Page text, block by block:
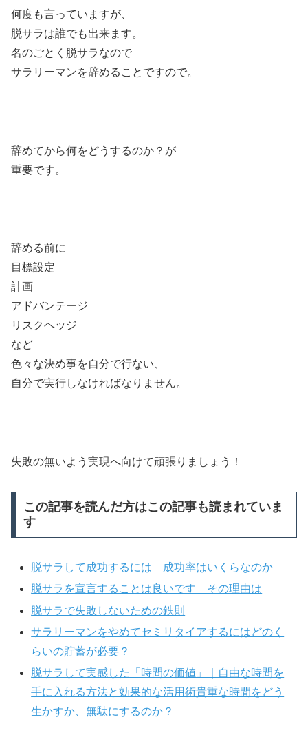
何度も言っていますが、
脱サラは誰でも出来ます。
名のごとく脱サラなので
サラリーマンを辞めることですので。
辞めてから何をどうするのか？が
重要です。
辞める前に
目標設定
計画
アドバンテージ
リスクヘッジ
など
色々な決め事を自分で行ない、
自分で実行しなければなりません。
失敗の無いよう実現へ向けて頑張りましょう！
この記事を読んだ方はこの記事も読まれていま
す
脱サラして成功するには 成功率はいくらなのか
脱サラを宣言することは良いです その理由は
脱サラで失敗しないための鉄則
サラリーマンをやめてセミリタイアするにはどのく
らいの貯蓄が必要？
脱サラして実感した「時間の価値」｜自由な時間を
手に入れる方法と効果的な活用術貴重な時間をどう
生かすか、無駄にするのか？